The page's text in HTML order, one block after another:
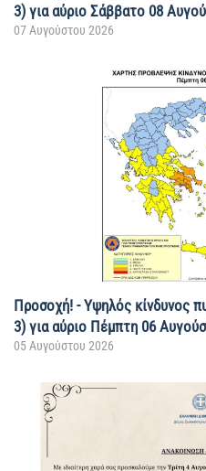
3) για αύριο Σάββατο 08
07 Αυγούστου 2026
Προσοχή! - Υψηλός κίνδυνος
3) για αύριο Πέμπτη 06
05 Αυγούστου 2026